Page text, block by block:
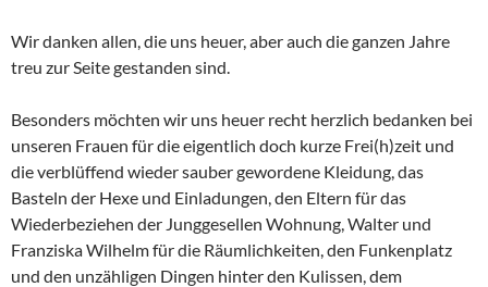
Wir danken allen, die uns heuer, aber auch die ganzen Jahre
treu zur Seite gestanden sind.
Besonders möchten wir uns heuer recht herzlich bedanken bei
unseren Frauen für die eigentlich doch kurze Frei(h)zeit und
die verblüffend wieder sauber gewordene Kleidung, das
Basteln der Hexe und Einladungen, den Eltern für das
Wiederbeziehen der Junggesellen Wohnung, Walter und
Franziska Wilhelm für die Räumlichkeiten, den Funkenplatz
und den unzähligen Dingen hinter den Kulissen, dem